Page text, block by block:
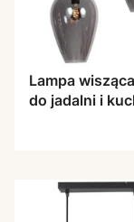
Lampa
do jadalni i